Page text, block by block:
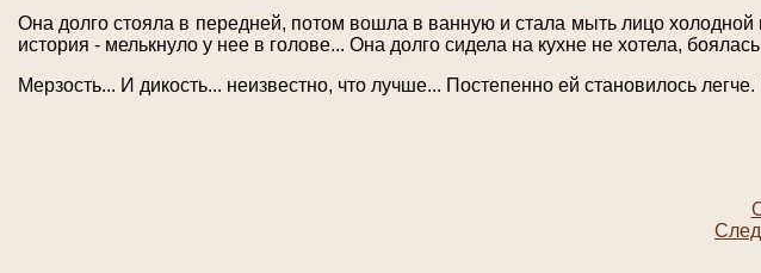
Она долго стояла в передней, потом вошла в ванную и стала мыть лицо
история - мелькнуло у нее в голове... Она долго сидела на кухне не хотела,
Мерзость... И дикость... неизвестно, что лучше... Постепенно ей становилось